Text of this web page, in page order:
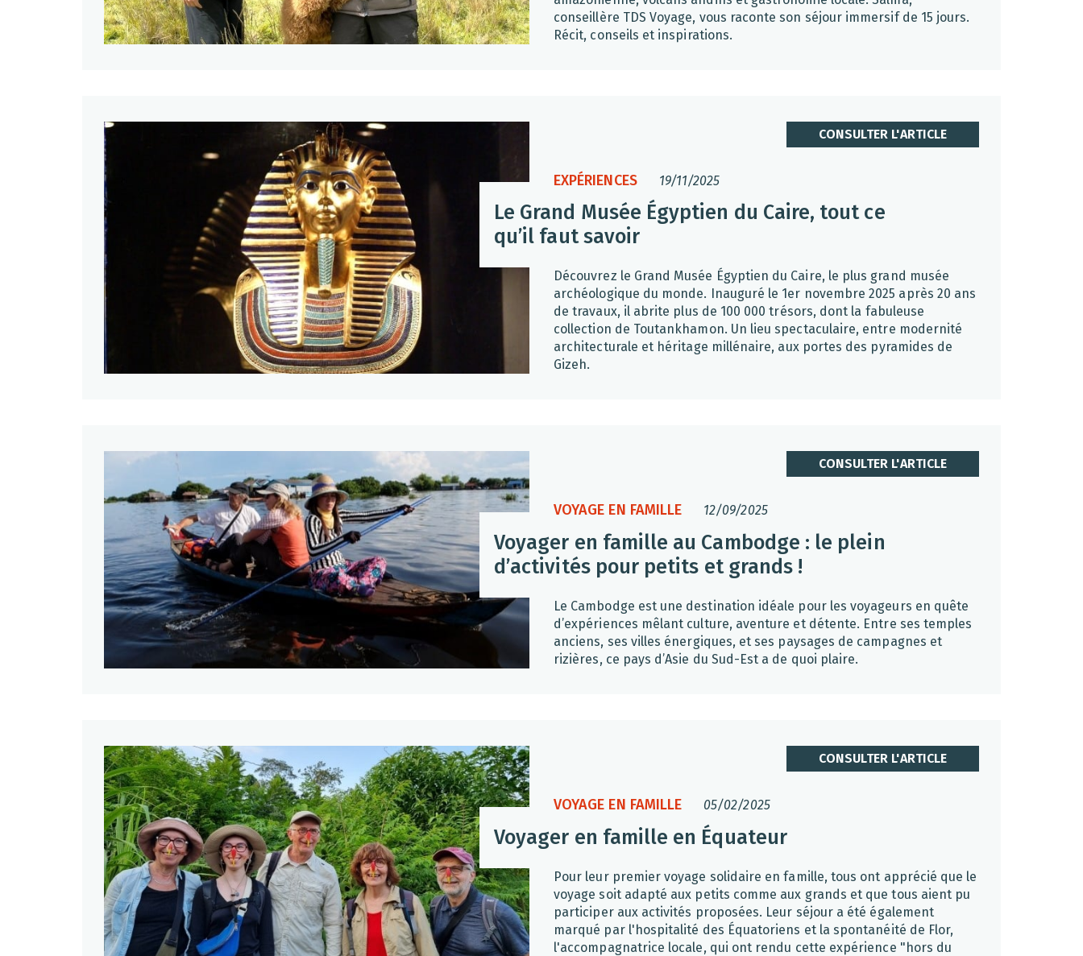
conseillère TDS Voyage, vous raconte son séjour immersif de 15 jours.
Récit, conseils et inspirations.
CONSULTER L'ARTICLE
EXPÉRIENCES 19/11/2025
Le Grand Musée Égyptien du Caire, tout ce
qu’il faut savoir
Découvrez le Grand Musée Égyptien du Caire, le plus grand musée
archéologique du monde. Inauguré le 1er novembre 2025 après 20 ans
de travaux, il abrite plus de 100 000 trésors, dont la fabuleuse
collection de Toutankhamon. Un lieu spectaculaire, entre modernité
architecturale et héritage millénaire, aux portes des pyramides de
Gizeh.
CONSULTER L'ARTICLE
VOYAGE EN FAMILLE 12/09/2025
Voyager en famille au Cambodge : le plein
d’activités pour petits et grands !
Le Cambodge est une destination idéale pour les voyageurs en quête
d’expériences mêlant culture, aventure et détente. Entre ses temples
anciens, ses villes énergiques, et ses paysages de campagnes et
rizières, ce pays d’Asie du Sud-Est a de quoi plaire.
CONSULTER L'ARTICLE
VOYAGE EN FAMILLE 05/02/2025
Voyager en famille en Équateur
Pour leur premier voyage solidaire en famille, tous ont apprécié que le
voyage soit adapté aux petits comme aux grands et que tous aient pu
participer aux activités proposées. Leur séjour a été également
marqué par l'hospitalité des Équatoriens et la spontanéité de Flor,
l'accompagnatrice locale, qui ont rendu cette expérience "hors du